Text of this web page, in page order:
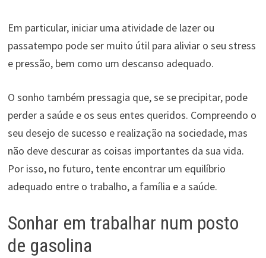
Em particular, iniciar uma atividade de lazer ou
passatempo pode ser muito útil para aliviar o seu stress
e pressão, bem como um descanso adequado.
O sonho também pressagia que, se se precipitar, pode
perder a saúde e os seus entes queridos. Compreendo o
seu desejo de sucesso e realização na sociedade, mas
não deve descurar as coisas importantes da sua vida.
Por isso, no futuro, tente encontrar um equilíbrio
adequado entre o trabalho, a família e a saúde.
Sonhar em trabalhar num posto
de gasolina